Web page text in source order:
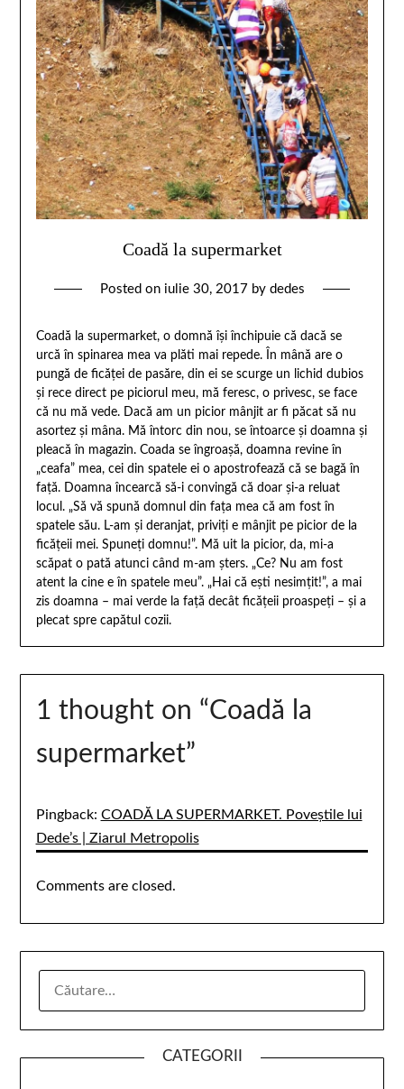
Coadă la supermarket
Posted on iulie 30, 2017 by dedes
Coadă la supermarket, o domnă îşi închipuie că dacă se
urcă în spinarea mea va plăti mai repede. În mână are o
pungă de ficăţei de pasăre, din ei se scurge un lichid dubios
și rece direct pe piciorul meu, mă feresc, o privesc, se face
că nu mă vede. Dacă am un picior mânjit ar fi păcat să nu
asortez şi mâna. Mă întorc din nou, se întoarce și doamna și
pleacă în magazin. Coada se îngroașă, doamna revine în
„ceafa” mea, cei din spatele ei o apostrofează că se bagă în
față. Doamna încearcă să-i convingă că doar și-a reluat
locul. „Să vă spună domnul din fața mea că am fost în
spatele său. L-am și deranjat, priviți e mânjit pe picior de la
ficățeii mei. Spuneți domnu!”. Mă uit la picior, da, mi-a
scăpat o pată atunci când m-am șters. „Ce? Nu am fost
atent la cine e în spatele meu”. „Hai că ești nesimțit!”, a mai
zis doamna – mai verde la față decât ficățeii proaspeți – și a
plecat spre capătul cozii.
1 thought on “Coadă la
supermarket”
Pingback: COADĂ LA SUPERMARKET. Poveștile lui
Dede’s | Ziarul Metropolis
Comments are closed.
CATEGORII